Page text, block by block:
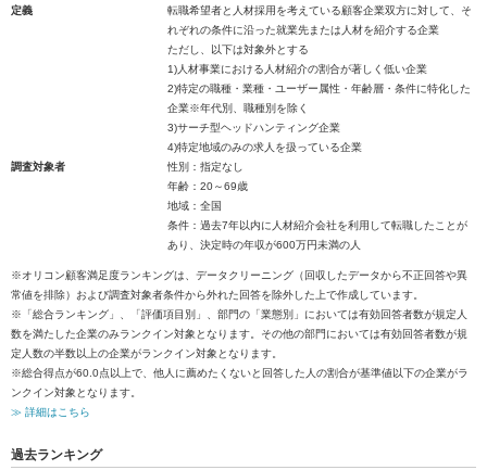
定義
転職希望者と人材採用を考えている顧客企業双方に対して、そ
れぞれの条件に沿った就業先または人材を紹介する企業
ただし、以下は対象外とする
1)人材事業における人材紹介の割合が著しく低い企業
2)特定の職種・業種・ユーザー属性・年齢層・条件に特化した
企業※年代別、職種別を除く
3)サーチ型ヘッドハンティング企業
4)特定地域のみの求人を扱っている企業
調査対象者
性別：指定なし
年齢：20～69歳
地域：全国
条件：過去7年以内に人材紹介会社を利用して転職したことが
あり、決定時の年収が600万円未満の人
※オリコン顧客満足度ランキングは、データクリーニング（回収したデータから不正回答や異
常値を排除）および調査対象者条件から外れた回答を除外した上で作成しています。
※「総合ランキング」、「評価項目別」、部門の「業態別」においては有効回答者数が規定人
数を満たした企業のみランクイン対象となります。その他の部門においては有効回答者数が規
定人数の半数以上の企業がランクイン対象となります。
※総合得点が60.0点以上で、他人に薦めたくないと回答した人の割合が基準値以下の企業がラ
ンクイン対象となります。
≫ 詳細はこちら
過去ランキング